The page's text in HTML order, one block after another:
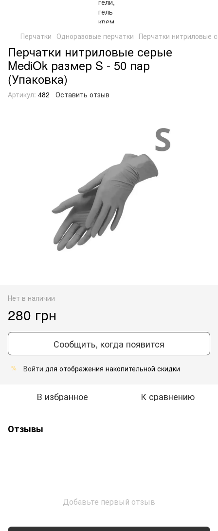
Перчатки Одноразовые перчатки Перчатки нитриловые
Перчатки нитриловые серые
MediOk размер S - 50 пар
(Упаковка)
Артикул: 482 Оставить отзыв
Нет в наличии
280 грн
Сообщить, когда появится
% Войти для отображения накопительной скидки
В избранное К сравнению
Отзывы
Добавьте первый отзыв